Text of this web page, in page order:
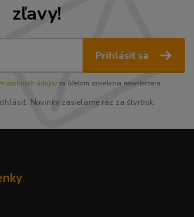
zľavy!
Prihlásiť sa
osobných údajov za účelom zasielania newslettera.
Novinky zasielame raz za štvrťrok.